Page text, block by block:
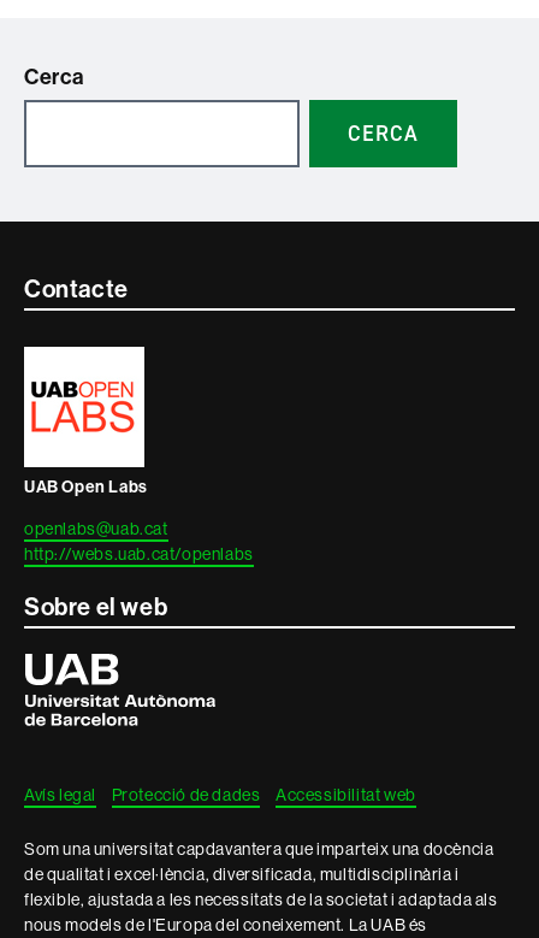
Cerca
CERCA
Contacte
informació
legal
Contacte
UAB Open Labs
openlabs@uab.cat
http://webs.uab.cat/openlabs
Sobre el web
Universitat
Autònoma
de
Barcelona
Avís legal Protecció de dades Accessibilitat web
Som una universitat capdavantera que imparteix una docència
de qualitat i excel·lència, diversificada, multidisciplinària i
flexible, ajustada a les necessitats de la societat i adaptada als
nous models de l'Europa del coneixement. La UAB és